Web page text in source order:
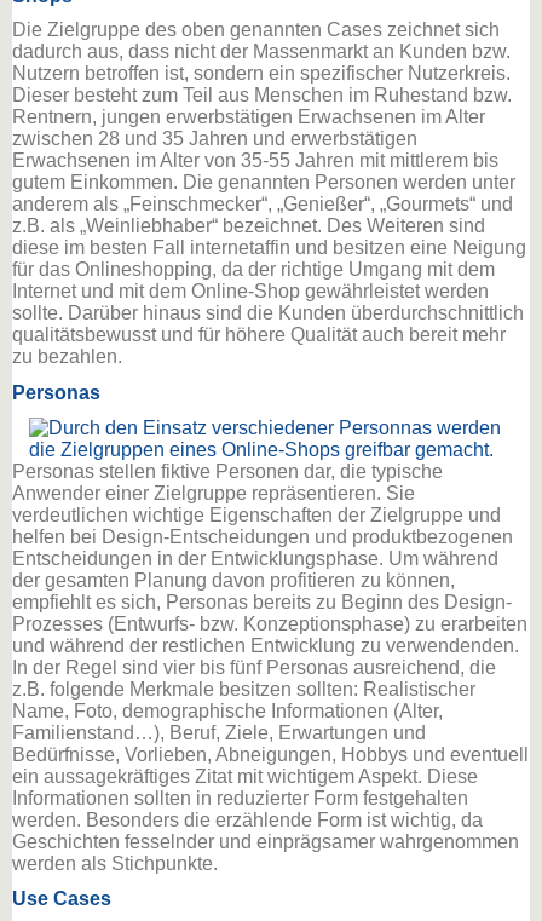
Die Zielgruppe des oben genannten Cases zeichnet sich
dadurch aus, dass nicht der Massenmarkt an Kunden bzw.
Nutzern betroffen ist, sondern ein spezifischer Nutzerkreis.
Dieser besteht zum Teil aus Menschen im Ruhestand bzw.
Rentnern, jungen erwerbstätigen Erwachsenen im Alter
zwischen 28 und 35 Jahren und erwerbstätigen
Erwachsenen im Alter von 35-55 Jahren mit mittlerem bis
gutem Einkommen. Die genannten Personen werden unter
anderem als „Feinschmecker“, „Genießer“, „Gourmets“ und
z.B. als „Weinliebhaber“ bezeichnet. Des Weiteren sind
diese im besten Fall internetaffin und besitzen eine Neigung
für das Onlineshopping, da der richtige Umgang mit dem
Internet und mit dem Online-Shop gewährleistet werden
sollte. Darüber hinaus sind die Kunden überdurchschnittlich
qualitätsbewusst und für höhere Qualität auch bereit mehr
zu bezahlen.
Personas
Personas stellen fiktive Personen dar, die typische
Anwender einer Zielgruppe repräsentieren. Sie
verdeutlichen wichtige Eigenschaften der Zielgruppe und
helfen bei Design-Entscheidungen und produktbezogenen
Entscheidungen in der Entwicklungsphase. Um während
der gesamten Planung davon profitieren zu können,
empfiehlt es sich, Personas bereits zu Beginn des Design-
Prozesses (Entwurfs- bzw. Konzeptionsphase) zu erarbeiten
und während der restlichen Entwicklung zu verwendenden.
In der Regel sind vier bis fünf Personas ausreichend, die
z.B. folgende Merkmale besitzen sollten: Realistischer
Name, Foto, demographische Informationen (Alter,
Familienstand…), Beruf, Ziele, Erwartungen und
Bedürfnisse, Vorlieben, Abneigungen, Hobbys und eventuell
ein aussagekräftiges Zitat mit wichtigem Aspekt. Diese
Informationen sollten in reduzierter Form festgehalten
werden. Besonders die erzählende Form ist wichtig, da
Geschichten fesselnder und einprägsamer wahrgenommen
werden als Stichpunkte.
Use Cases